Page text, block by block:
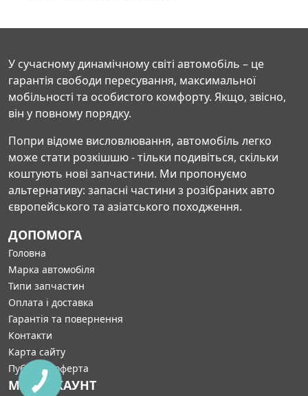
У сучасному динамічному світі автомобіль – це
гарантія свободи пересування, максимальної
мобільності та особистого комфорту. Якщо, звісно,
він у повному порядку.
Попри відоме висловлювання, автомобіль легко
може стати розкішшю - тільки подивіться, скільки
коштують нові запчастини. Ми пропонуємо
альтернативу: запасні частини з розібраних авто
європейського та азіатського походження.
ДОПОМОГА
Головна
Марка автомобіля
Типи запчастин
Оплата і доставка
Гарантія та повернення
Контакти
Карта сайту
Публічна оферта
МІЙ АККАУНТ